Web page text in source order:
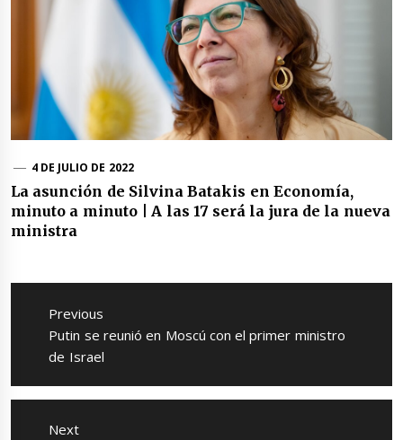
4 DE JULIO DE 2022
La asunción de Silvina Batakis en Economía,
minuto a minuto | A las 17 será la jura de la nueva
ministra
Navegación
entradas
Previous
Previous
post:
Putin se reunió en Moscú con el primer ministro
de Israel
Next